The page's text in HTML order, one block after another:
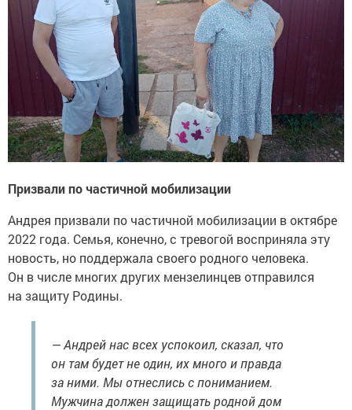
Призвали по частичной мобилизации
Андрея призвали по частичной мобилизации в октябре
2022 года. Семья, конечно, с тревогой восприняла эту
новость, но поддержала своего родного человека.
Он в числе многих других мензелинцев отправился
на защиту Родины.
— Андрей нас всех успокоил, сказал, что
он там будет не один, их много и правда
за ними. Мы отнеслись с пониманием.
Мужчина должен защищать родной дом